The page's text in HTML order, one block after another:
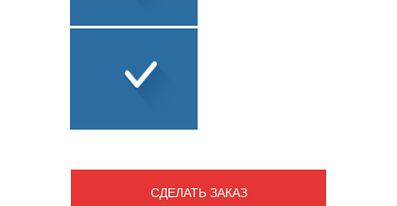
СДЕЛАТЬ ЗАКАЗ